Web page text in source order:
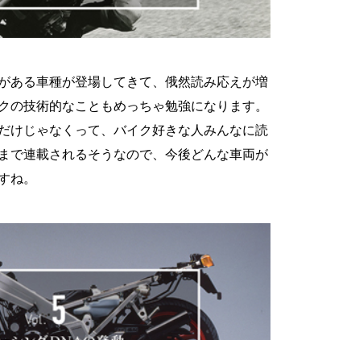
ある車種が登場してきて、俄然読み応えが増
の技術的なこともめっちゃ勉強になります。
けじゃなくって、バイク好きな人みんなに読
で連載されるそうなので、今後どんな車両が
ね。